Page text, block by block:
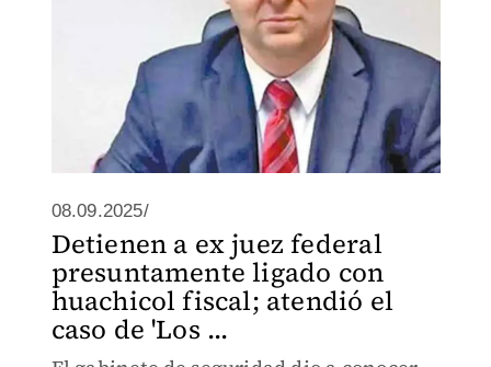
08.09.2025/
Detienen a ex juez federal
presuntamente ligado con
huachicol fiscal; atendió el
caso de 'Los ...